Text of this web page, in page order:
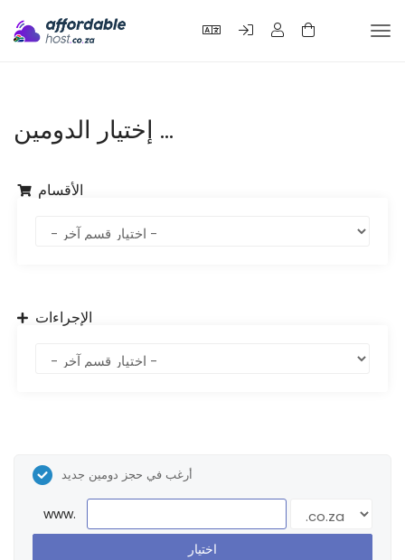
إختيار الدومين ...
الأقسام
الإجراءات
أرغب في حجز دومين جديد
www.
اختيار